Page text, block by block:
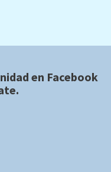
en Facebook